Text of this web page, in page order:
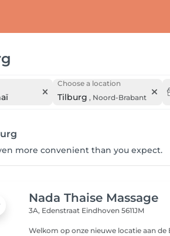
Choose a location
Tilburg , Noord-Brabant
more convenient than you expect.
Nada Thaise Massage
3A, Edenstraat Eindhoven 5611JM
Welkom op onze nieuwe locatie aan de